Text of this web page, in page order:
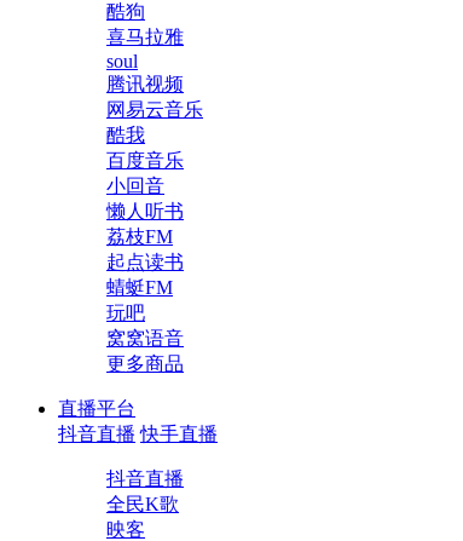
酷狗
喜马拉雅
soul
腾讯视频
网易云音乐
酷我
百度音乐
小回音
懒人听书
荔枝FM
起点读书
蜻蜓FM
玩吧
窝窝语音
更多商品
直播平台
抖音直播 快手直播
抖音直播
全民K歌
映客